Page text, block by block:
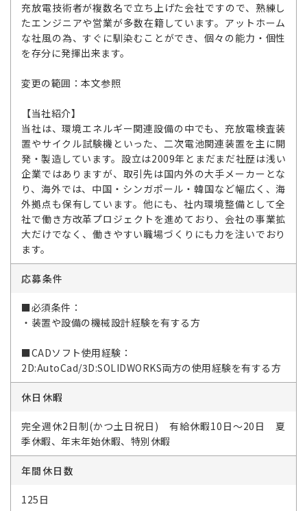
充放電技術者が複数名で立ち上げた会社ですので、熟練し
たエンジニアや営業が多数在籍しています。アットホーム
な社風の為、すぐに馴染むことができ、個々の能力・個性
を存分に発揮出来ます。
変更の範囲：本文参照
【当社紹介】
当社は、環境エネルギー関連設備の中でも、充放電検査装
置やサイクル試験機といった、二次電池関連装置を主に開
発・製造しています。設立は2009年とまだまだ社歴は浅い
企業ではありますが、取引先は国内外の大手メーカーとな
り、海外では、中国・シンガポール・韓国など幅広く、海
外拠点も保有しています。他にも、社内環境整備として全
社で働き方改革プロジェクトを進めており、会社の事業拡
大だけでなく、働きやすい職場づくりにも力を注いでおり
ます。
応募条件
■必須条件：
・装置や設備の機械設計経験を有する方
■CADソフト使用経験：
2D:AutoCad/3D:SOLIDWORKS両方の使用経験を有する方
休日休暇
完全週休2日制(かつ土日祝日) 有給休暇10日～20日 夏
季休暇、年末年始休暇、特別休暇
年間休日数
125日